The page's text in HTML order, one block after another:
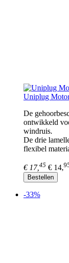
Uniplug
De
ontwikkeld
windruis.
De drie
flexibel
€ 17, 45 € 14,
Bestellen
-33%